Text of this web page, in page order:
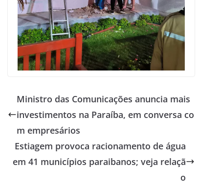
Ministro das Comunicações anuncia mais
investimentos na Paraíba, em conversa co
m empresários
Estiagem provoca racionamento de água
em 41 municípios paraibanos; veja relaçã
o